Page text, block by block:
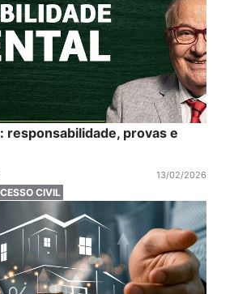
responsabilidade, provas e
13/02/2026
CIVIL